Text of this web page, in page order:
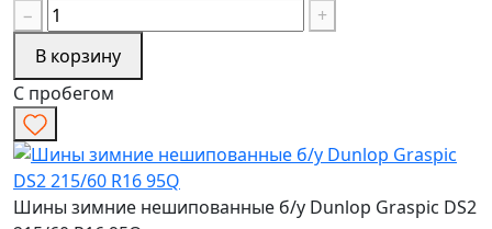
−
+
В корзину
С пробегом
Шины зимние нешипованные б/у Dunlop Graspic DS2